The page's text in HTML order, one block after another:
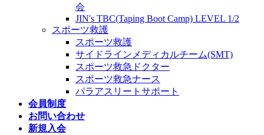
会
JIN's TBC(Taping Boot Camp) LEVEL 1/2
スポーツ救護
スポーツ救護
サイドラインメディカルチーム(SMT)
スポーツ救急ドクター
スポーツ救急ナース
パラアスリートサポート
会員制度
お問い合わせ
新規入会